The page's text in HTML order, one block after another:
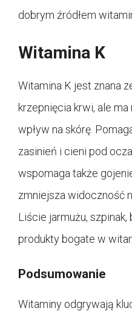
dobrym źródłem
Witamina K
Witamina K jest znana
krzepnięcia krwi, ale
wpływ na skórę.
zasinień i cieni pod
wspomaga także
zmniejsza widoczność
Liście jarmużu, szpinak,
produkty bogate w
Podsumowanie
Witaminy odgrywają